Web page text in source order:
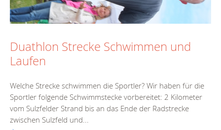
Duathlon Strecke Schwimmen und
Laufen
Welche Strecke schwimmen die Sportler? Wir haben für die
Sportler folgende Schwimmstecke vorbereitet: 2 Kilometer
vom Sulzfelder Strand bis an das Ende der Radstrecke
zwischen Sulzfeld und...